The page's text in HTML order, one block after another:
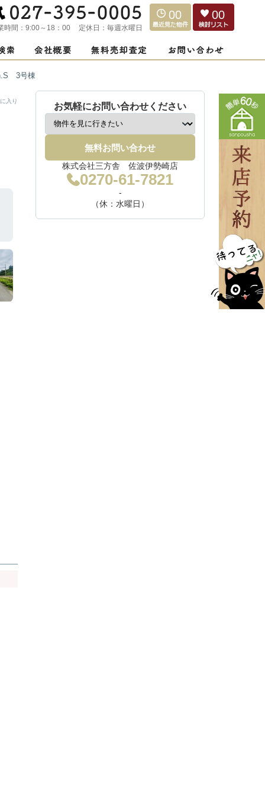
時間： 9:00～18：00 定休日： 毎週水曜日
00 00
3号棟
入り
お気軽にお問い合わせください
無料お問い合わせ
株式会社三方舎 佐波伊勢崎店
0270-61-7821
-
（休：水曜日）